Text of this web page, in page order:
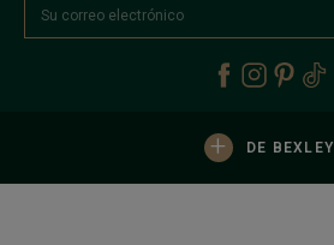
+ DE BEXLEY